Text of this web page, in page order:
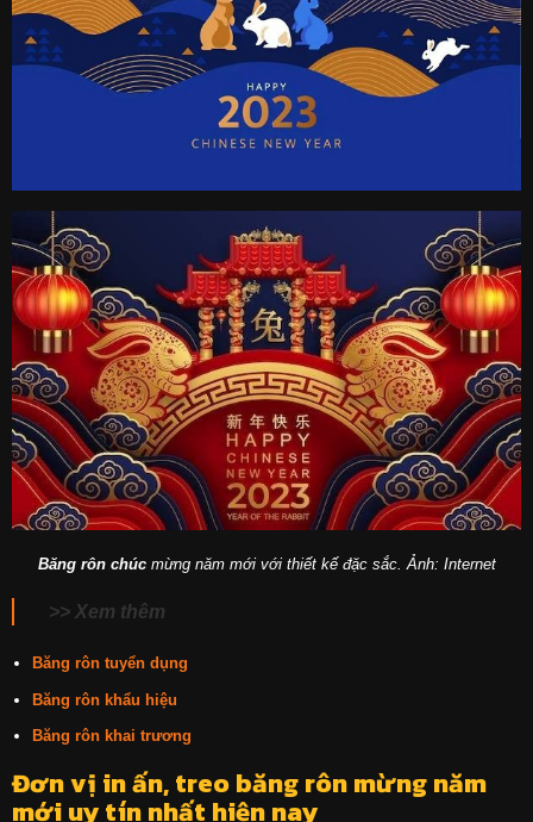
Băng rôn chúcmừng năm mới với thiết kế đặc sắc. Ảnh: Internet
>> Xem thêm
Băng rôn tuyển dụng
Băng rôn khẩu hiệu
Băng rôn khai trương
Đơn vị in ấn, treo băng rôn mừng năm
mới uy tín nhất hiện nay